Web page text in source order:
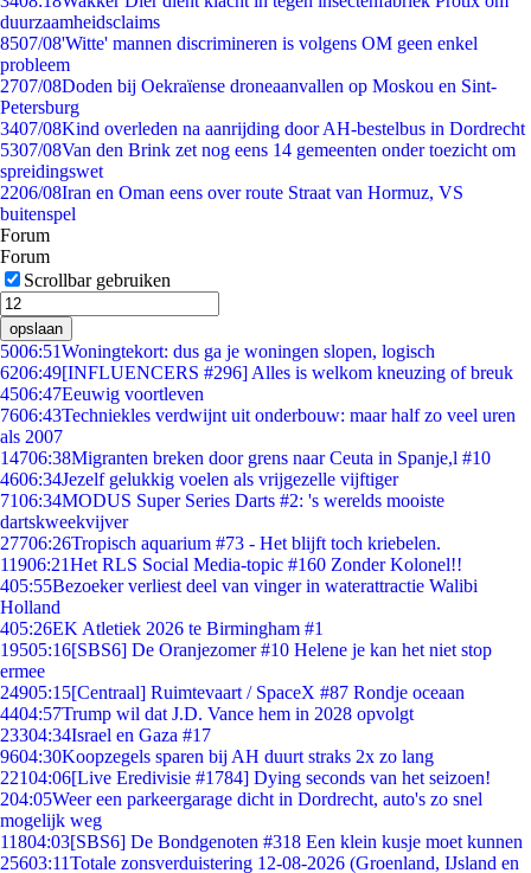
duurzaamheidsclaims
8507/08'Witte' mannen discrimineren is volgens OM geen enkel
probleem
2707/08Doden bij Oekraïense droneaanvallen op Moskou en Sint-
Petersburg
3407/08Kind overleden na aanrijding door AH-bestelbus in Dordrecht
5307/08Van den Brink zet nog eens 14 gemeenten onder toezicht om
spreidingswet
2206/08Iran en Oman eens over route Straat van Hormuz, VS
buitenspel
Forum
Forum
Scrollbar gebruiken
opslaan
5006:51Woningtekort: dus ga je woningen slopen, logisch
6206:49[INFLUENCERS #296] Alles is welkom kneuzing of breuk
4506:47Eeuwig voortleven
7606:43Techniekles verdwijnt uit onderbouw: maar half zo veel uren
als 2007
14706:38Migranten breken door grens naar Ceuta in Spanje,l #10
4606:34Jezelf gelukkig voelen als vrijgezelle vijftiger
7106:34MODUS Super Series Darts #2: 's werelds mooiste
dartskweekvijver
27706:26Tropisch aquarium #73 - Het blijft toch kriebelen.
11906:21Het RLS Social Media-topic #160 Zonder Kolonel!!
405:55Bezoeker verliest deel van vinger in waterattractie Walibi
Holland
405:26EK Atletiek 2026 te Birmingham #1
19505:16[SBS6] De Oranjezomer #10 Helene je kan het niet stop
ermee
24905:15[Centraal] Ruimtevaart / SpaceX #87 Rondje oceaan
4404:57Trump wil dat J.D. Vance hem in 2028 opvolgt
23304:34Israel en Gaza #17
9604:30Koopzegels sparen bij AH duurt straks 2x zo lang
22104:06[Live Eredivisie #1784] Dying seconds van het seizoen!
204:05Weer een parkeergarage dicht in Dordrecht, auto's zo snel
mogelijk weg
11804:03[SBS6] De Bondgenoten #318 Een klein kusje moet kunnen
25603:11Totale zonsverduistering 12-08-2026 (Groenland, IJsland en